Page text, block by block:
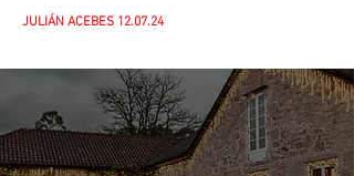
JULIÁN ACEBES 12.07.24